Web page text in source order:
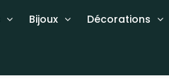
Bijoux Décorations